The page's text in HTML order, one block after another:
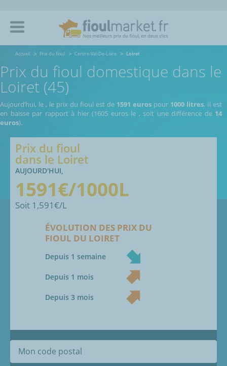
Accueil Prix du fioul Centre-Val-De-Loire Loiret
Prix du fioul domestique dans le
Loiret (45)
Aujourd’hui, le , le prix du fioul est de 1591 euros pour 1000 litres. Il est
en baisse par rapport à hier (1605 euros le , soit une différence de 14
euros).
Prix du fioul
dans le Loiret
AUJOURD'HUI,
1591€/1000L
Soit 1,591€/L
ÉVOLUTION DES PRIX DU
FIOUL DU LOIRET
Depuis 1 semaine
Depuis 1 mois
Depuis 3 mois